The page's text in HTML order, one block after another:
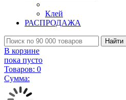
Клей
РАСПРОДАЖА
Найти
В корзине
пока пусто
Товаров: 0
Сумма: